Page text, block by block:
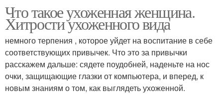
Что такое ухоженная женщина.
Хитрости ухоженного вида
немного терпения , которое уйдет на воспитание в себе
соответствующих привычек. Что это за привычки
расскажем дальше: сядете поудобней, наденьте на нос
очки, защищающие глазки от компьютера, и вперед, к
новым знаниям о том, как выглядеть ухоженной.